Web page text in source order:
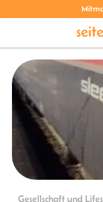
Gesellschaft und